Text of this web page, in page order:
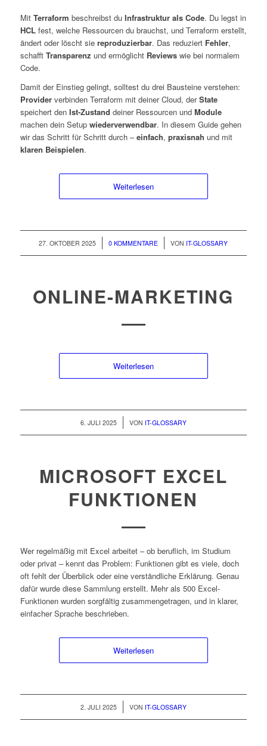
Mit Terraform beschreibst du Infrastruktur als Code. Du legst in
HCLfest, welche Ressourcen du brauchst, und Terraform erstellt,
ändert oder löscht sie reproduzierbar. Das reduziert Fehler,
schafft Transparenz und ermöglicht Reviewswie bei normalem
Code.
Damit der Einstieg gelingt, solltest du drei Bausteine verstehen:
Providerverbinden Terraform mit deiner Cloud, derState
speichert den Ist-Zustand deiner Ressourcen und Module
machen dein Setup wiederverwendbar. In diesem Guide gehen
wir das Schritt für Schritt durch –einfach, praxisnah und mit
klaren Beispielen.
Weiterlesen
27. OKTOBER 2025
/ 0 KOMMENTARE
/ VON IT-GLOSSARY
ONLINE-MARKETING
Weiterlesen
6. JULI 2025 VON IT-GLOSSARY
MICROSOFT EXCEL
FUNKTIONEN
Wer regelmäßig mit Excel arbeitet – ob beruflich, im Studium
oder privat – kennt das Problem: Funktionen gibt es viele, doch
oft fehlt der Überblick oder eine verständliche Erklärung. Genau
dafür wurde diese Sammlung erstellt. Mehr als 500 Excel-
Funktionen wurden sorgfältig zusammengetragen, und in klarer,
einfacher Sprache beschrieben.
Weiterlesen
2. JULI 2025 VON IT-GLOSSARY